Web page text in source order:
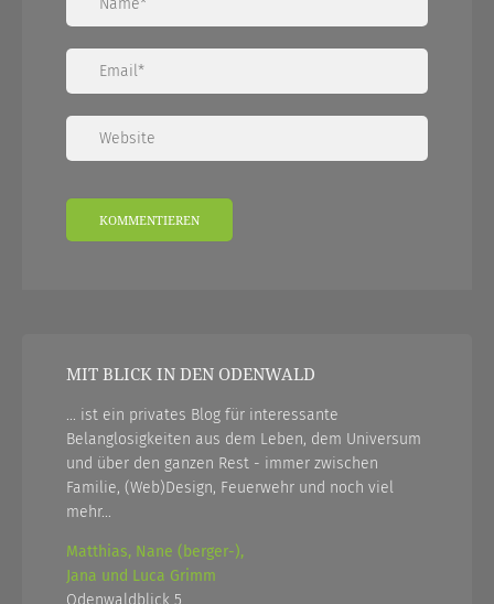
MIT BLICK IN DEN ODENWALD
... ist ein privates Blog für interessante
Belanglosigkeiten aus dem Leben, dem Universum
und über den ganzen Rest - immer zwischen
Familie, (Web)Design, Feuerwehr und noch viel
mehr...
Matthias, Nane (berger-),
Jana und Luca Grimm
Odenwaldblick 5